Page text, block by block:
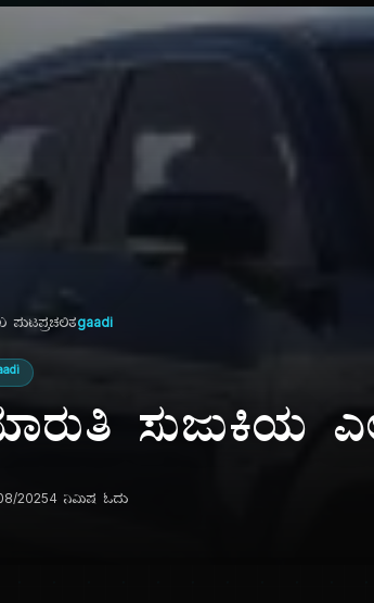
ಪುಟಪ್ರಚಲಿತgaadi
ಸುಜುಕಿಯ
20254 ನಿಮಿಷ ಓದು